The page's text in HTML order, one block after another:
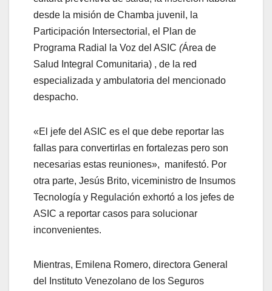
desde la misión de Chamba juvenil, la
Participación Intersectorial, el Plan de
Programa Radial la Voz del ASIC (Área de
Salud Integral Comunitaria) , de la red
especializada y ambulatoria del mencionado
despacho.
«El jefe del ASIC es el que debe reportar las
fallas para convertirlas en fortalezas pero son
necesarias estas reuniones», manifestó. Por
otra parte, Jesús Brito, viceministro de Insumos
Tecnología y Regulación exhortó a los jefes de
ASIC a reportar casos para solucionar
inconvenientes.
Mientras, Emilena Romero, directora General
del Instituto Venezolano de los Seguros